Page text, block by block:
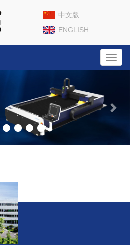
中文版
ENGLISH